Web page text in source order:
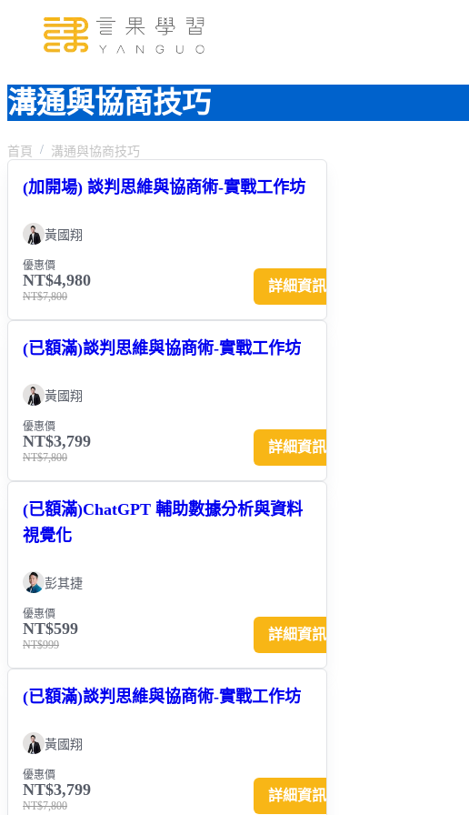
溝通與協商技巧
首頁 溝通與協商技巧
(加開場) 談判思維與協商術-實戰工作坊
黃國翔
優惠價
NT$4,980
NT$7,800
詳細資訊
(已額滿)談判思維與協商術-實戰工作坊
黃國翔
優惠價
NT$3,799
NT$7,800
詳細資訊
(已額滿)ChatGPT 輔助數據分析與資料
視覺化
彭其捷
優惠價
NT$599
NT$999
詳細資訊
(已額滿)談判思維與協商術-實戰工作坊
黃國翔
優惠價
NT$3,799
NT$7,800
詳細資訊